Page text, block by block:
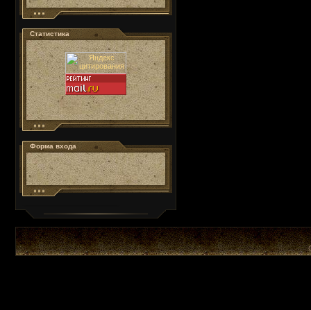
Статистика
Форма входа